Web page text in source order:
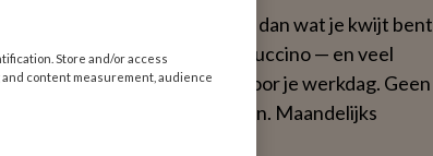
Dat is minder dan wat je kwijt bent
aan een cappuccino — en veel
voedzamer voor je werkdag. Geen
verplichtingen. Maandelijks
Store and/or access
content measurement, audience